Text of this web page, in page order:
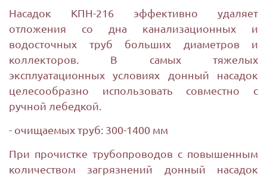
Насадок КПН-216 эффективно удаляет
отложения со дна канализационных и
водосточных труб больших диаметров и
коллекторов. В самых тяжелых
эксплуатационных условиях донный насадок
целесообразно использовать совместно с
ручной лебедкой.
- очищаемых труб: 300-1400 мм
При прочистке трубопроводов с повышенным
количеством загрязнений донный насадок